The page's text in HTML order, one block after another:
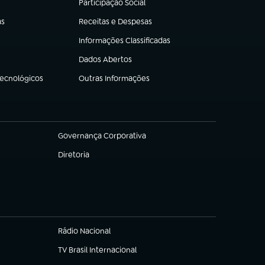
Participação Social
(abre em nova aba)
Receitas e Despesas
(abre em nova aba)
Informações Classificadas
(abre em nova aba)
Dados Abertos
(abre em nova aba)
Outras Informações
(abre em nova aba)
Governança Corporativa
(abre em nova aba)
Diretoria
(abre em nova aba)
Rádio Nacional
TV Brasil Internacional
(abre em nova aba)